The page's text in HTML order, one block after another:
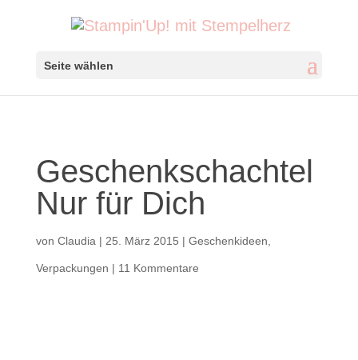
Seite wählen
Geschenkschachtel
Nur für Dich
von Claudia | 25. März 2015 | Geschenkideen
Verpackungen | 11 Kommentare